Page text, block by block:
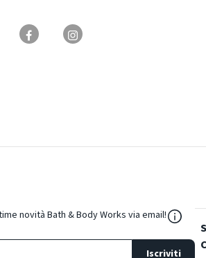
novità Bath & Body Works via email!
Iscriviti